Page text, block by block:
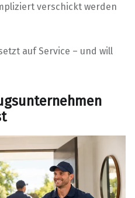
verschickt werden
auf Service – und will